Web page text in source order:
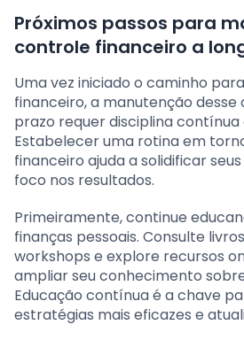
Próximos passos para
controle financeiro a
Uma vez iniciado o caminho
financeiro, a manutenção
prazo requer disciplina contínua
Estabelecer uma rotina em
financeiro ajuda a solidificar
foco nos resultados.
Primeiramente, continue
finanças pessoais. Consulte
workshops e explore recursos
ampliar seu conhecimento
Educação contínua é a chave
estratégias mais eficazes e